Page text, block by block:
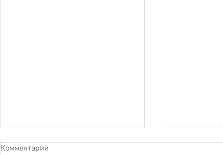
Комментарии